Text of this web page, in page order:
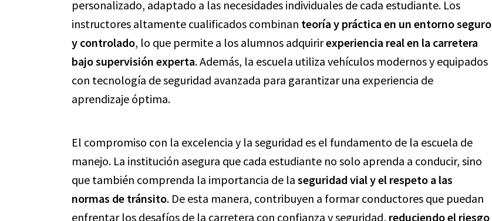
personalizado, adaptado a las necesidades individuales de cada estudiante. Los
instructores altamente cualificados combinan teoría y práctica en un entorno seguro
y controlado, lo que permite a los alumnos adquirirexperiencia real en la carretera
bajo supervisión experta. Además, la escuela utiliza vehículos modernos y equipados
con tecnología de seguridad avanzada para garantizar una experiencia de
aprendizaje óptima.
El compromiso con la excelencia y la seguridad es el fundamento de la escuela de
manejo. La institución asegura que cada estudiante no solo aprenda a conducir, sino
que también comprenda la importancia de la seguridad vial y el respeto a las
normas de tránsito. De esta manera, contribuyen a formar conductores que puedan
enfrentar los desafíos de la carretera con confianza y seguridad, reduciendo el riesgo